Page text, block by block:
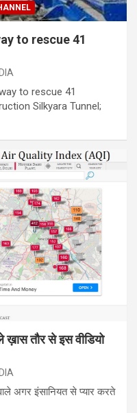
to rescue 41
to rescue 41
Silkyara Tunnel;
तौर से इस वीडियो
अगर इंसानियत से प्यार करते